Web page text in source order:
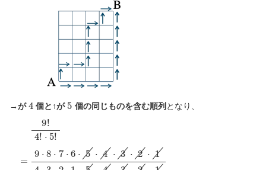
→が 4 個と↑が 5 個の同じものを含む順列 となり、